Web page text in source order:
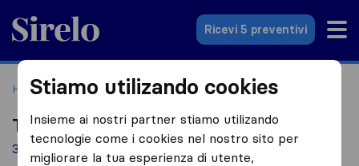
Sirelo.it
Ricevi 5 preventivi
Home Le 10 migliori aziende di traslochi in Italia
Top 10 traslocatori a Isernia
3 aziende di traslochi trovate a Isernia
Stiamo utilizando cookies
Insieme ai nostri partner stiamo utilizando
tecnologie come i cookies nel nostro sito per
migliorare la tua esperienza di utente,